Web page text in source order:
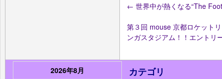
← 世界中が熱くなる“The
第３回 mouse 京都ロケット
ンガスタジアム！！エントリ
2026年8月
カテゴリ